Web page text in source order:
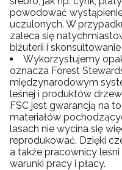
powodować
uczulonych. W
zaleca się
biżuterii i
Wykorzystujemy
oznacza Forest
międzynarodowym
leśnej i produktów
FSC jest gwarancją na
materiałów
lasach nie wycina się
reprodukować. Dzięki
a także pracownicy
warunki pracy i płacy.